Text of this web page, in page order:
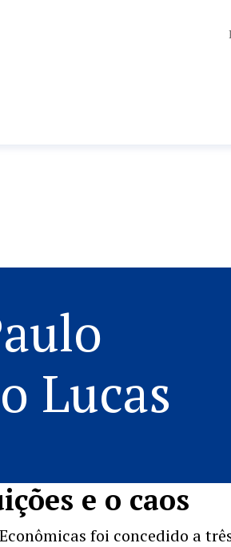
Lucas
e o caos
foi concedido a